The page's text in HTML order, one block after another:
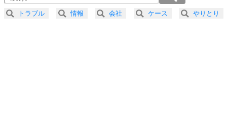
プラス思考
2.5倍速 （233KB 59秒）
3.0倍速 （194KB 49秒）
トラブル 情報 会社 ケース やりとり